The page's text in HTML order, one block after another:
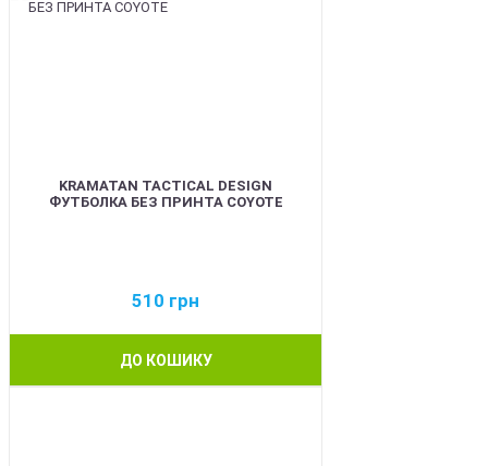
KRAMATAN TACTICAL DESIGN
ФУТБОЛКА БЕЗ ПРИНТА COYOTE
510 грн
ДО КОШИКУ